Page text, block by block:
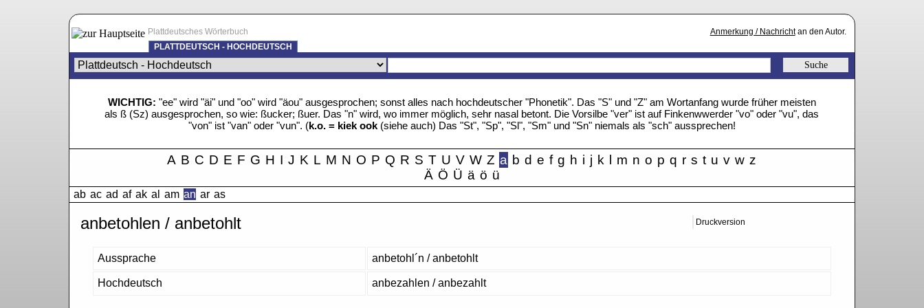
Anmerkung / Nachrichtan den Autor.
Plattdeutsches Wörterbuch
PLATTDEUTSCH - HOCHDEUTSCH
WICHTIG: "ee" wird "äi" und "oo" wird "äou" ausgesprochen; sonst alles nach hochdeutscher "Phonetik". Das "S" und "Z" am Wortanfang wurde früher meisten
als ß (Sz) ausgesprochen, so wie: ßucker; ßuer. Das "n" wird, wo immer möglich, sehr nasal betont. Die Vorsilbe "ver" ist auf Finkenwwerder "vo" oder "vu", das
"von" ist "van" oder "vun". (k.o. = kiek ook(siehe auch) Das "St", "Sp", "Sl", "Sm" und "Sn" niemals als "sch" aussprechen!
A B C D E F G H I J K L M N O P Q R S T U V W Z a b d e f g h i j k l m n o p q r s t u v w z
Ä Ö Ü ä ö ü
ab ac ad af ak al am an ar as
Druckversion
anbetohlen / anbetohlt
Aussprache anbetohl´n / anbetohlt
Hochdeutsch anbezahlen / anbezahlt